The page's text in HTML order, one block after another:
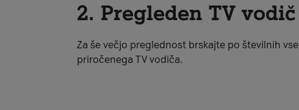
2. Pregleden TV vodič
Za še večjo preglednost brskajte po številnih
priročenega TV vodiča.